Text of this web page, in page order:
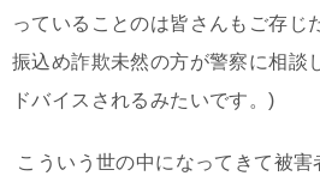
っていることのは皆さんもご存じ
振込め詐欺未然の方が警察に相談
ドバイスされるみたいです。)
こういう世の中になってきて被害